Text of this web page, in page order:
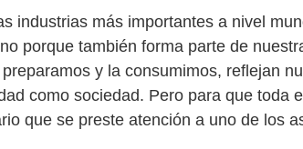
industrias más importantes a nivel
porque también forma parte de
y la consumimos, reflejan
como sociedad. Pero para que toda
que se preste atención a uno de los